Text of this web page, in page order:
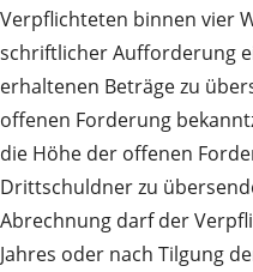
Verpflichteten binnen vier
schriftlicher Aufforderung
erhaltenen Beträge zu
offenen Forderung
die Höhe der offenen
Drittschuldner zu
Abrechnung darf der
Jahres oder nach Tilgung